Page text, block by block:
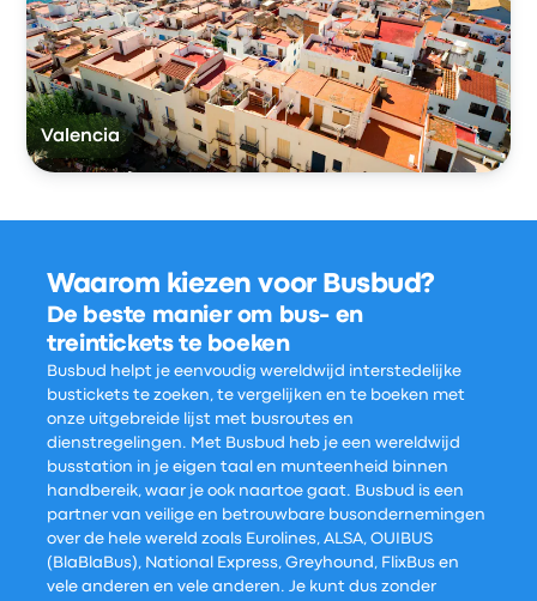
Valencia
Waarom kiezen voor Busbud?
De beste manier om bus- en
treintickets te boeken
Busbud helpt je eenvoudig wereldwijd interstedelijke
bustickets te zoeken, te vergelijken en te boeken met
onze uitgebreide lijst met busroutes en
dienstregelingen. Met Busbud heb je een wereldwijd
busstation in je eigen taal en munteenheid binnen
handbereik, waar je ook naartoe gaat. Busbud is een
partner van veilige en betrouwbare busondernemingen
over de hele wereld zoals Eurolines, ALSA, OUIBUS
(BlaBlaBus), National Express, Greyhound, FlixBus en
vele anderen en vele anderen. Je kunt dus zonder